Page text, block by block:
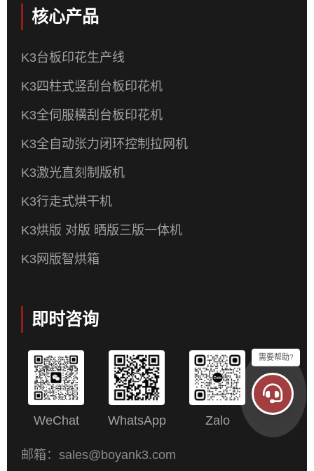
需要帮助?
核心产品
K3台板印花生产线
K3四柱式竖刮台板印花机
K3全伺服横刮台板印花机
K3全自动张力闭环控制拉网机
K3激光直刻制版机
K3行走式烘干机
K3烘版 对版 晒版三版一体机
K3网版智烘箱
即时咨询
WeChat WhatsApp Zalo
邮箱：sales@boyank3.com